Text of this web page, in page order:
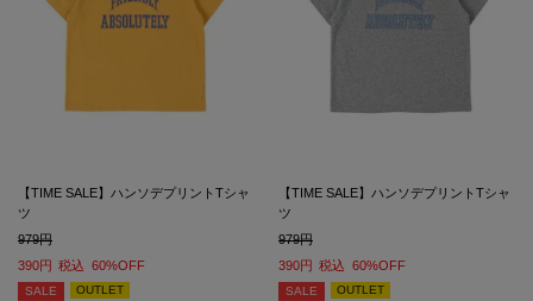
【TIME SALE】ハンソデプリントTシャ
ツ
979
390
税込 60%OFF
SALE OUTLET
【TIME SALE】ハンソデプリントTシャ
ツ
979
390
税込 60%OFF
SALE OUTLET